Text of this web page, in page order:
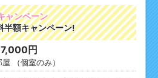
ャンペーン
半額キャンペーン!
円
（個室のみ）